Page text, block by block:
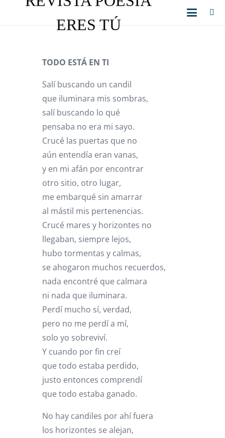
ERES TÚ
TODO ESTÁ EN TI
Salí buscando un candil
que iluminara mis sombras,
salí buscando lo qué
pensaba no era mi sayo.
Crucé las puertas que no
aún entendía eran vanas,
y en mi afán por encontrar
otro sitio, otro lugar,
me embarqué sin amarrar
al mástil mis pertenencias.
Crucé mares y horizontes no
llegaban, siempre lejos,
hubo tormentas y calmas,
se ahogaron muchos recuerdos,
nada encontré que calmara
ni nada que iluminara.
Perdí mucho sí, verdad,
pero no me perdí a mí,
solo yo sobreviví.
Y cuando por fin creí
que todo estaba perdido,
justo entonces comprendí
que todo estaba ganado.
No hay candiles por ahí fuera
los horizontes se alejan,